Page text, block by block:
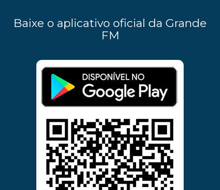
Baixe o aplicativo oficial da Grande
FM